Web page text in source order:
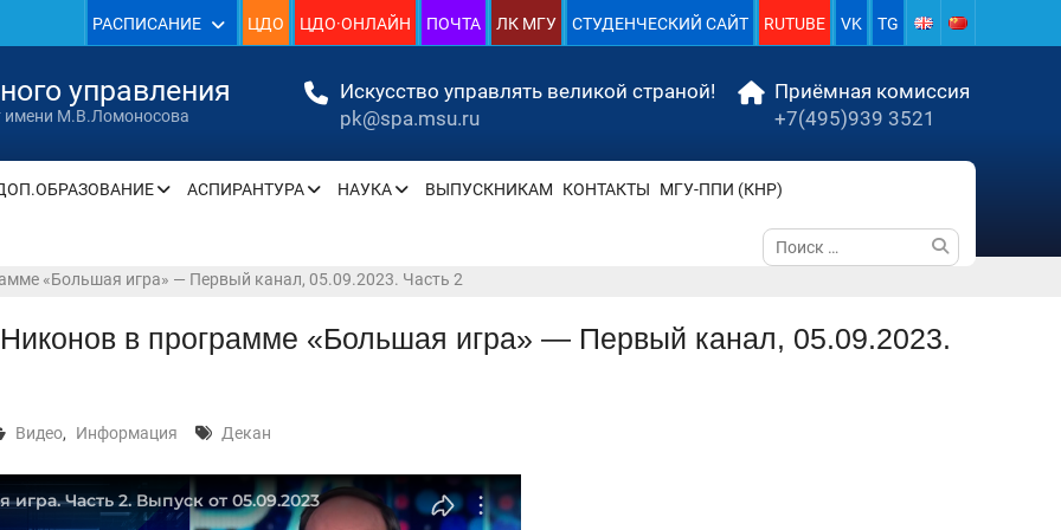
—
—
—
РАСПИСАНИЕ ЦДО ЦДО·ОНЛАЙН ПОЧТА ЛК МГУ СТУДЕНЧЕСКИЙ САЙТ RUTUBE VK TG
управления
имени М.В.Ломоносова
Искусство управлять великой страной!
pk@spa.msu.ru
Приёмная комиссия
+7(495)939 3521
АСПИРАНТУРА НАУКА ВЫПУСКНИКАМ КОНТАКТЫ МГУ-ППИ (КНР)
Поиск
по:
«Большая игра» — Первый канал, 05.09.2023. Часть 2
в программе «Большая игра» — Первый канал, 05.09.2023.
Видео, Информация Декан